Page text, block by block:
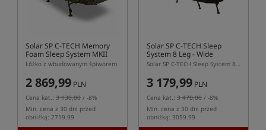
Solar SP C-TECH Memory
Foam Sleep System MKII
Łóżko z wbudowanym śpiworem
2 869,99 PLN
Cena kat.: 3 130,00 / -8%
Min. cena z 30 dni przed
obniżką: 2719.99
Solar SP C-TECH Sleep
System 8 Leg - Wide
Solar SP C-TECH Sleep System 8 Leg Wide – szeroki sleepsystem
3 179,99 PLN
Cena kat.: 3 470,00 / -8%
Min. cena z 30 dni przed
obniżką: 3059.99